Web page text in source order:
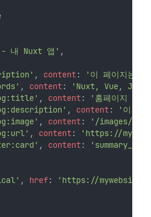
- 내 Nuxt 앱' ,
, content:
'이 페이지는
, content:
'Nuxt, Vue,
, content:
'홈페이지 -
, content:
'이 페
, content:
'/images/og-
, content:
'https://
, content:
, href:
'https://